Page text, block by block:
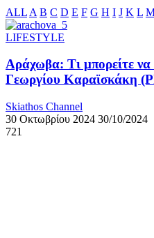
ALL A B C D E F G H I J K L
LIFESTYLE
Αράχωβα: Τι μπορείτε να
Γεωργίου Καραϊσκάκη
Skiathos Channel
30 Οκτωβρίου 2024 30/10/2024
721